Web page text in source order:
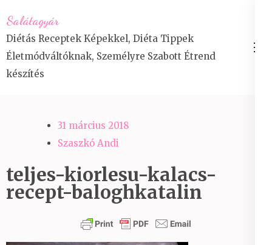
to
content
(Press
Enter)
Salátagyár
Diétás Receptek Képekkel, Diéta Tippek
Életmódváltóknak, Személyre Szabott Étrend
készítés
31 március 2018
Szaszkó Andi
teljes-kiorlesu-kalacs-
recept-baloghkatalin